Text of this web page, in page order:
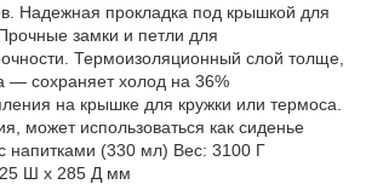
Надежная прокладка под крышкой для
замки и петли для
Термоизоляционный слой толще,
— сохраняет холод на 36%
на крышке для кружки или термоса.
может использоваться как сиденье
напитками (330 мл) Вес: 3100 Г
Ш x 285 Д мм